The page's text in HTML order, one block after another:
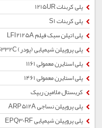
پلی کربنات 1215UR
پلی کربنات S1
پلی اتیلن سبک فیلم LFI2125A
پلی پروپیلن شیمیایی (پودر) ZB332C
پلی استایرن معمولی 1161
پلی استایرن معمولی 1461
کریستال ملامین ریپک
پلی پروپیلن نساجی ARP512A
پلی پروپیلن شیمیایی EPQ30RF